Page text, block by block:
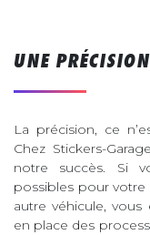
UNE
La précision, ce
Chez Stickers-
notre succès. Si
possibles pour
autre véhicule,
en place des